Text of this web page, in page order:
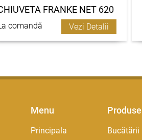
FRANKE NET 620
comandă Vezi Detalii
Menu
Principala
Produse
Bucătării